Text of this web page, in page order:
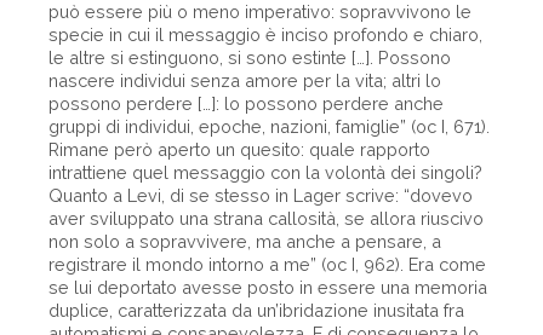
può essere più o meno imperativo: sopravvivono le
specie in cui il messaggio è inciso profondo e chiaro,
le altre si estinguono, si sono estinte […]. Possono
nascere individui senza amore per la vita; altri lo
possono perdere […]: lo possono perdere anche
gruppi di individui, epoche, nazioni, famiglie” (oc I, 671).
Rimane però aperto un quesito: quale rapporto
intrattiene quel messaggio con la volontà dei singoli?
Quanto a Levi, di se stesso in Lager scrive: “dovevo
aver sviluppato una strana callosità, se allora riuscivo
non solo a sopravvivere, ma anche a pensare, a
registrare il mondo intorno a me” (oc I, 962). Era come
se lui deportato avesse posto in essere una memoria
duplice, caratterizzata da un’ibridazione inusitata fra